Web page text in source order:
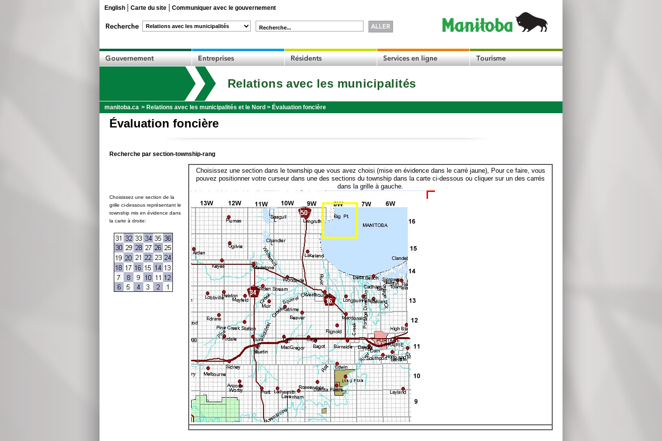
English Carte du site Communiquer avec le gouvernement
Recherche...
Relations avec les municipalités
manitoba.ca > Relations avec les municipalités et le Nord > Évaluation foncière
Évaluation foncière
Recherche par section-township-rang
Choisissez une section de la
grille ci-dessous représentant le
township mis en évidence dans
la carte à droite:
Choisissez une section dans le township que vous avez choisi (mise en évidence dans le carré jaune), Pour ce faire, vous
pouvez positionner votre curseur dans une des sections du township dans la carte ci-dessous ou cliquer sur un des carrés
dans la grille à gauche.